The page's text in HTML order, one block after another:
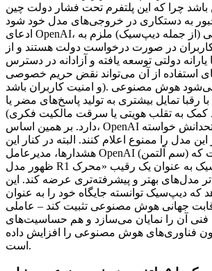
باشد چرا که این پلتفرم تحت فشار دولت چین
به دستکاری در خروجی‌های مدل خود شود (به
ادعای OpenAI، شرکت‌های چینی (از جمله دیپ‌سیک) ملزم به
در صورت درخواست دولت هستند و از
یارانه دولتی توسعه یافته و آزادانه در دسترس
استفاده از آن می‌تواند نقض حریم خصوصی
و امنیت کاربران باشد). علاوه بر این، گفته می‌شود هوش مصنوعی
رقبا تمایل بیشتری به تولید پاسخ‌های مضر یا
کمک به تقلب هویتی یا سرقت مالکیت فکری)
دارد. بر همین اساس، OpenAI از دولت آمریکا و متحدانش خواسته
این مدل را ممنوع اعلام کنند. البته در کنار این
هشدارها، مدیرعامل OpenAI (سم آلتمن) نیز اعتراف کرده است که
ظهور مدل R1 از دیپ‌سیک به عنوان یک رقیب «محرک»، OpenAI
مدل‌های بهتر و پیشرفته‌تری عرضه کند. این
که دیپ‌سیک توانسته جایگاه خود را به عنوان
جهانی هوش مصنوعی تثبیت کند – عاملی
فنی آن را نمایان می‌سازد و هم حساسیت‌های
فناوری‌های هوش مصنوعی را افزایش داده
است.